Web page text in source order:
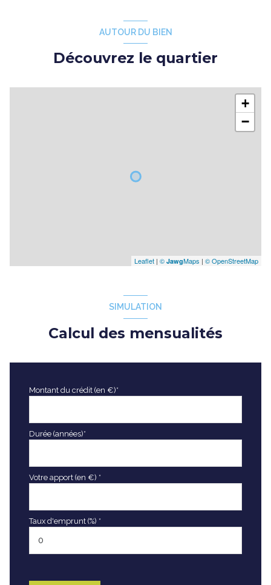
AUTOUR DU BIEN
Découvrez le quartier
+
−
Leaflet | © JawgMaps | © OpenStreetMap
SIMULATION
Calcul des mensualités
Montant du crédit (en €)*
Durée (années)*
Votre apport (en €) *
Taux d'emprunt (%) *